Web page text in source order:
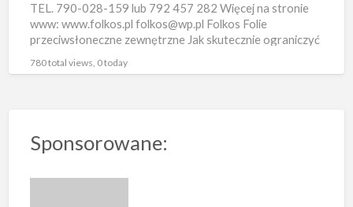
przyciemnianie
szyb
Wyszków
Folie
TEL. 790-028-159 lub 792 457 282 Więcej na stronie
www: www.folkos.pl folkos@wp.pl Folkos Folie
przeciwsłoneczne zewnętrzne Jak skutecznie ograniczyć
podczerwone[…]
780 total views, 0 today
Sponsorowane: